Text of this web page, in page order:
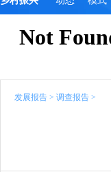
发展报告 > 调查报告 >